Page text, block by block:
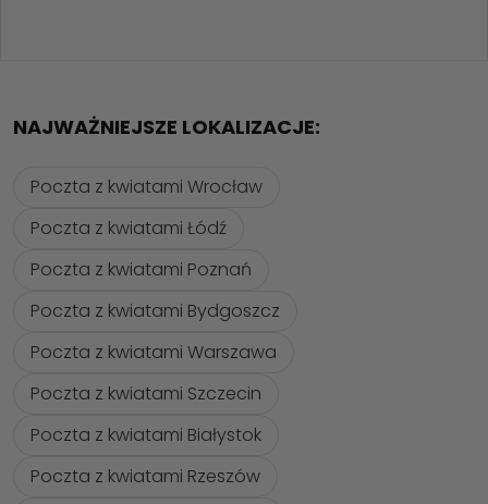
NAJWAŻNIEJSZE LOKALIZACJE:
Poczta z kwiatami Wrocław
Poczta z kwiatami Łódź
Poczta z kwiatami Poznań
Poczta z kwiatami Bydgoszcz
Poczta z kwiatami Warszawa
Poczta z kwiatami Szczecin
Poczta z kwiatami Białystok
Poczta z kwiatami Rzeszów